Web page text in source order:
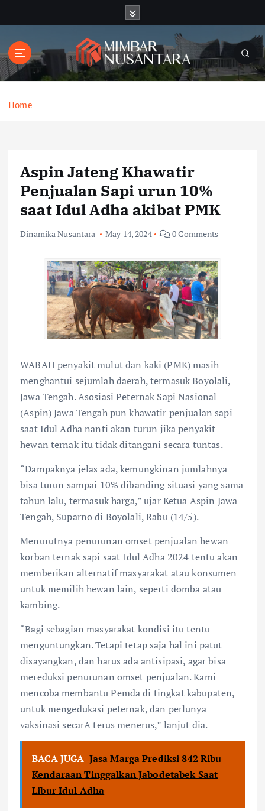
t
o
Home
Aspin Jateng Khawatir
Penjualan Sapi urun 10%
saat Idul Adha akibat PMK
Dinamika Nusantara May 14, 2024 0 Comments
WABAH penyakit mulut dan kaki (PMK) masih
menghantui sejumlah daerah, termasuk Boyolali,
Jawa Tengah. Asosiasi Peternak Sapi Nasional
(Aspin) Jawa Tengah pun khawatir penjualan sapi
saat Idul Adha nanti akan turun jika penyakit
hewan ternak itu tidak ditangani secara tuntas.
“Dampaknya jelas ada, kemungkinan jumlahnya
bisa turun sampai 10% dibanding situasi yang sama
tahun lalu, termasuk harga,” ujar Ketua Aspin Jawa
Tengah, Suparno di Boyolali, Rabu (14/5).
Menurutnya penurunan omset penjualan hewan
korban ternak sapi saat Idul Adha 2024 tentu akan
memberikan alternatif masyarakat atau konsumen
untuk memilih hewan lain, seperti domba atau
kambing.
“Bagi sebagian masyarakat kondisi itu tentu
menguntungkan. Tetapi tetap saja hal ini patut
disayangkan, dan harus ada antisipasi, agar bisa
mereduksi penurunan omset penjualan. Kami
mencoba membantu Pemda di tingkat kabupaten,
untuk mengedukasi peternak, dan perlunya
vaksinasi secarA terus menerus,” lanjut dia.
BACA JUGA Jasa Marga Prediksi 842 Ribu
Kendaraan Tinggalkan Jabodetabek Saat
Libur Idul Adha